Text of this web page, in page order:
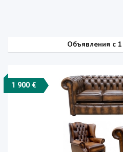
Объявления c
1 900 €